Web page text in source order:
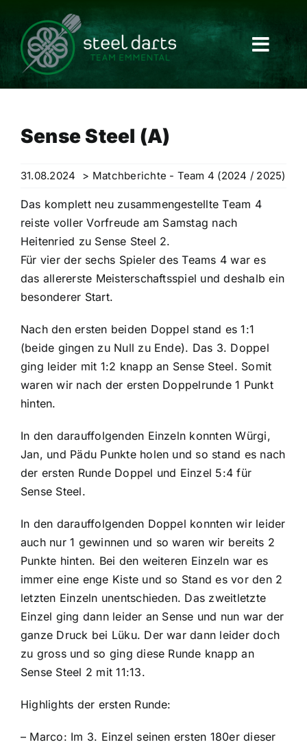
content
Sense Steel (A)
31.08.2024 > Matchberichte - Team 4 (2024 / 2025)
Das komplett neu zusammengestellte Team 4
reiste voller Vorfreude am Samstag nach
Heitenried zu Sense Steel 2.
Für vier der sechs Spieler des Teams 4 war es
das allererste Meisterschaftsspiel und deshalb ein
besonderer Start.
Nach den ersten beiden Doppel stand es 1:1
(beide gingen zu Null zu Ende). Das 3. Doppel
ging leider mit 1:2 knapp an Sense Steel. Somit
waren wir nach der ersten Doppelrunde 1 Punkt
hinten.
In den darauffolgenden Einzeln konnten Würgi,
Jan, und Pädu Punkte holen und so stand es nach
der ersten Runde Doppel und Einzel 5:4 für
Sense Steel.
In den darauffolgenden Doppel konnten wir leider
auch nur 1 gewinnen und so waren wir bereits 2
Punkte hinten. Bei den weiteren Einzeln war es
immer eine enge Kiste und so Stand es vor den 2
letzten Einzeln unentschieden. Das zweitletzte
Einzel ging dann leider an Sense und nun war der
ganze Druck bei Lüku. Der war dann leider doch
zu gross und so ging diese Runde knapp an
Sense Steel 2 mit 11:13.
Highlights der ersten Runde:
– Marco: Im 3. Einzel seinen ersten 180er dieser